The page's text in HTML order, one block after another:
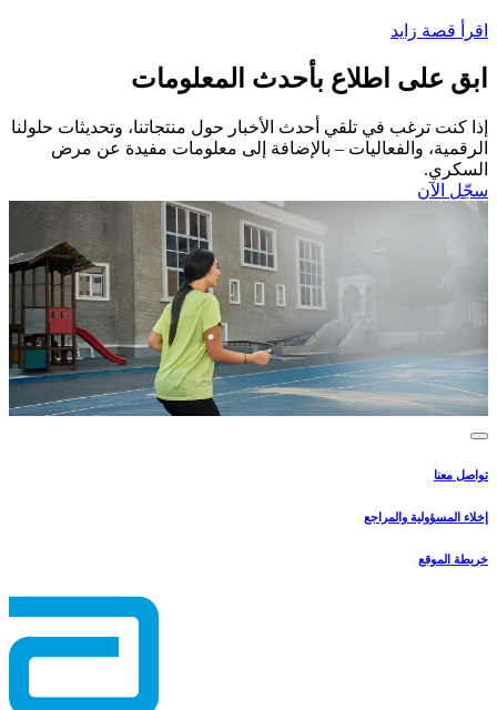
اقرأ قصة زايد
ابق على اطلاع بأحدث المعلومات
إذا كنت ترغب في تلقي أحدث الأخبار حول منتجاتنا، وتحديثات حلولنا
الرقمية، والفعاليات – بالإضافة إلى معلومات مفيدة عن مرض
السكري.​
سجّل الآن​
تواصل معنا
إخلاء المسؤولية والمراجع
خريطة الموقع